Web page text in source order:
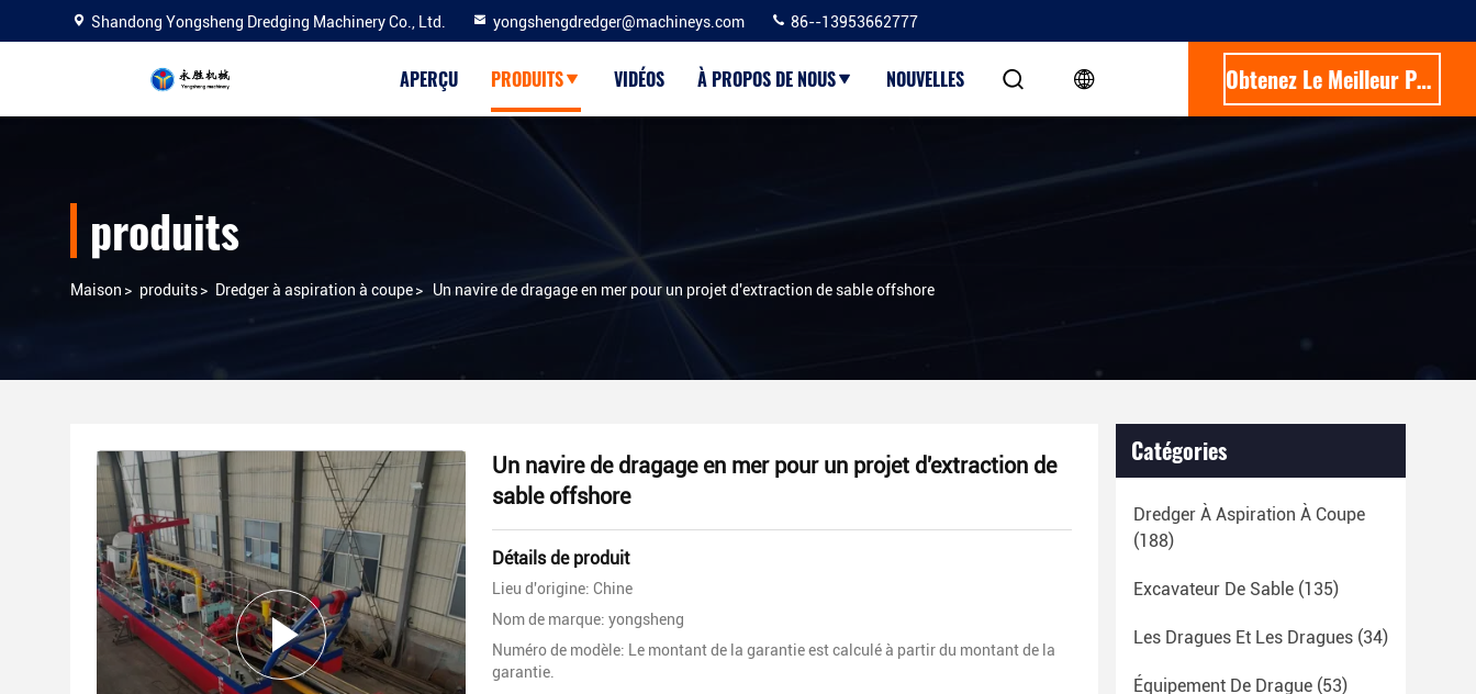
Shandong Yongsheng Dredging Machinery Co., Ltd. yongshengdredger@machineys.com 86--13953662777
APERÇU PRODUITS VIDÉOS À PROPOS DE NOUS NOUVELLES Obtenez Le Meilleur Prix
produits
Maison > produits> Dredger à aspiration à coupe> Un navire de dragage en mer pour un projet d'extraction de sable offshore
Un navire de dragage en mer pour un projet d'extraction de
sable offshore
Détails de produit
Lieu d'origine: Chine
Nom de marque: yongsheng
Numéro de modèle: Le montant de la garantie est calculé à partir du montant de la
garantie.
Catégories
Dredger À Aspiration À Coupe
(188)
Excavateur De Sable (135)
Les Dragues Et Les Dragues (34)
Équipement De Drague (53)